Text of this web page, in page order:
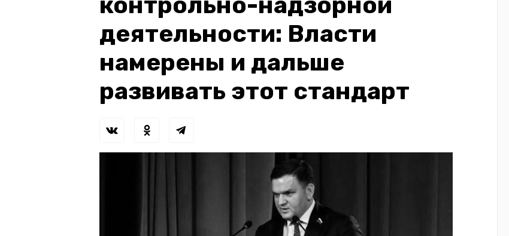
деятельности: Власти
намерены и дальше
развивать этот стандарт